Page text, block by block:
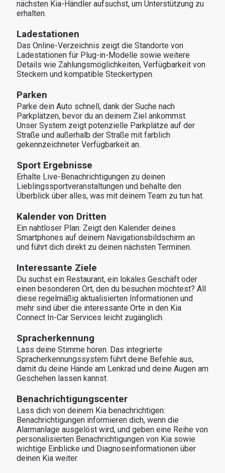
nächsten Kia-Händler aufsuchst, um Unterstützung zu
erhalten.
Ladestationen
Das Online-Verzeichnis zeigt die Standorte von
Ladestationen für Plug-in-Modelle sowie weitere
Details wie Zahlungsmöglichkeiten, Verfügbarkeit von
Steckern und kompatible Steckertypen.
Parken
Parke dein Auto schnell, dank der Suche nach
Parkplätzen, bevor du an deinem Ziel ankommst.
Unser System zeigt potenzielle Parkplätze auf der
Straße und außerhalb der Straße mit farblich
gekennzeichneter Verfügbarkeit an.
Sport Ergebnisse
Erhalte Live-Benachrichtigungen zu deinen
Lieblingssportveranstaltungen und behalte den
Überblick über alles, was mit deinem Team zu tun hat.
Kalender von Dritten
Ein nahtloser Plan: Zeigt den Kalender deines
Smartphones auf deinem Navigationsbildschirm an
und führt dich direkt zu deinen nächsten Terminen.
Interessante Ziele
Du suchst ein Restaurant, ein lokales Geschäft oder
einen besonderen Ort, den du besuchen möchtest? All
diese regelmäßig aktualisierten Informationen und
mehr sind über die interessante Orte in den Kia
Connect In-Car Services leicht zugänglich.
Spracherkennung
Lass deine Stimme hören. Das integrierte
Spracherkennungssystem führt deine Befehle aus,
damit du deine Hände am Lenkrad und deine Augen am
Geschehen lassen kannst.
Benachrichtigungscenter
Lass dich von deinem Kia benachrichtigen:
Benachrichtigungen informieren dich, wenn die
Alarmanlage ausgelöst wird, und geben eine Reihe von
personalisierten Benachrichtigungen von Kia sowie
wichtige Einblicke und Diagnoseinformationen über
deinen Kia weiter.